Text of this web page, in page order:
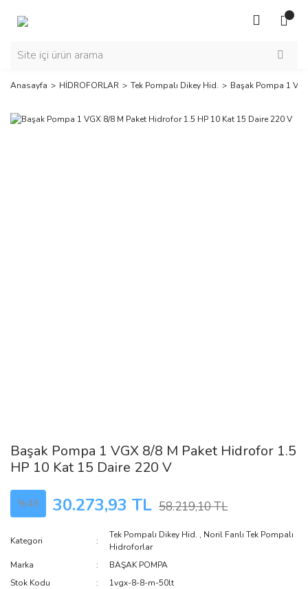
Anasayfa HİDROFORLAR Tek Pompalı Dikey Hid. Başak Pompa 1
Başak Pompa 1 VGX 8/8 M Paket Hidrofor 1.5
HP 10 Kat 15 Daire 220 V
%48 30.273,93 TL 58.219,10 TL
Kategori
Tek Pompalı Dikey Hid. , Noril Fanlı Tek Pompalı
Hidroforlar
Marka
BAŞAK POMPA
Stok Kodu
1vgx-8-8-m-50lt